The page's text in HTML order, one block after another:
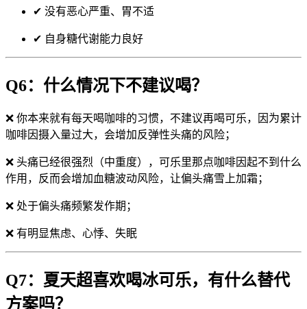
✔ 没有恶心严重、胃不适
✔ 自身糖代谢能力良好
Q6：什么情况下不建议喝？
❌ 你本来就有每天喝咖啡的习惯，不建议再喝可乐，因为累计
咖啡因摄入量过大，会增加反弹性头痛的风险；
❌ 头痛已经很强烈（中重度），可乐里那点咖啡因起不到什么
作用，反而会增加血糖波动风险，让偏头痛雪上加霜；
❌ 处于偏头痛频繁发作期；
❌ 有明显焦虑、心悸、失眠
Q7：夏天超喜欢喝冰可乐，有什么替代
方案吗？